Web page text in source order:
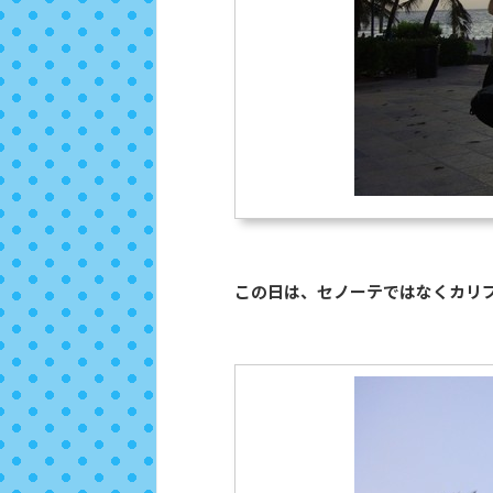
この日は、セノーテではなくカリ